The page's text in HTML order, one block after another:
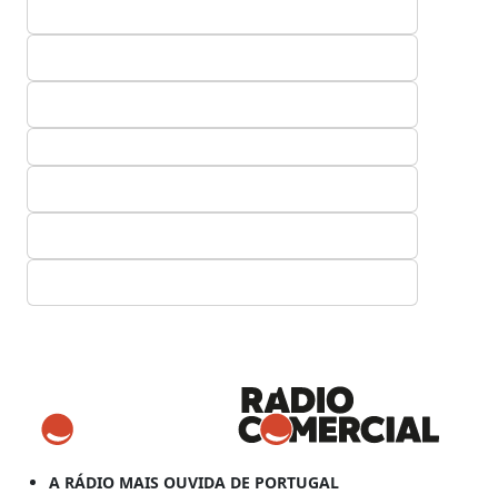
A RÁDIO MAIS OUVIDA DE PORTUGAL